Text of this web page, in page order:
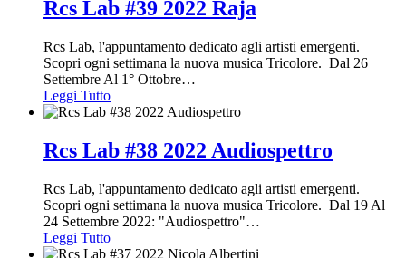
Rcs Lab #39 2022 Raja
Rcs Lab, l'appuntamento dedicato agli artisti emergenti.
Scopri ogni settimana la nuova musica Tricolore. Dal 26
Settembre Al 1° Ottobre…
Leggi Tutto
Rcs Lab #38 2022 Audiospettro
Rcs Lab, l'appuntamento dedicato agli artisti emergenti.
Scopri ogni settimana la nuova musica Tricolore. Dal 19 Al
24 Settembre 2022: "Audiospettro"…
Leggi Tutto